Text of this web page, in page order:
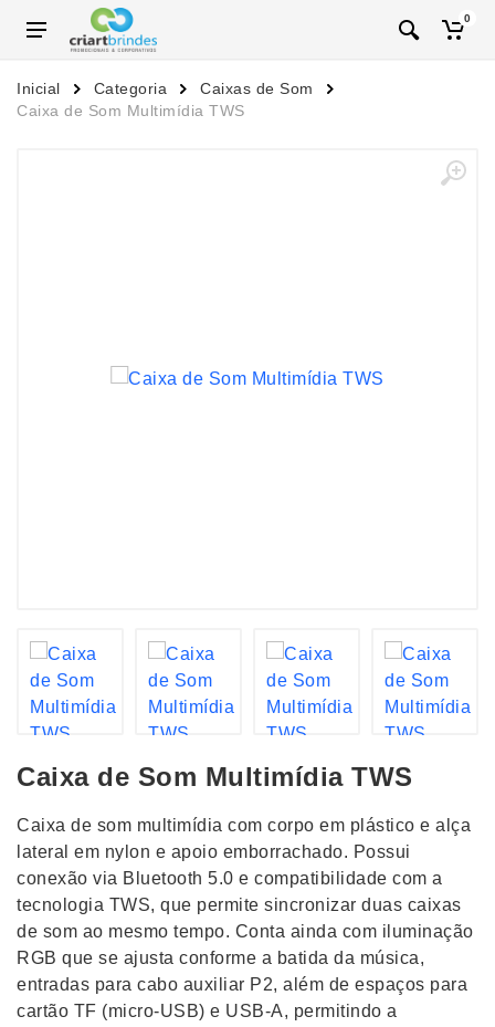
0
Inicial Categoria
Caixas de Som
Caixa de Som Multimídia TWS
Caixa de Som Multimídia TWS
Caixa de som multimídia com corpo em plástico e alça
lateral em nylon e apoio emborrachado. Possui
conexão via Bluetooth 5.0 e compatibilidade com a
tecnologia TWS, que permite sincronizar duas caixas
de som ao mesmo tempo. Conta ainda com iluminação
RGB que se ajusta conforme a batida da música,
entradas para cabo auxiliar P2, além de espaços para
cartão TF (micro-USB) e USB-A, permitindo a